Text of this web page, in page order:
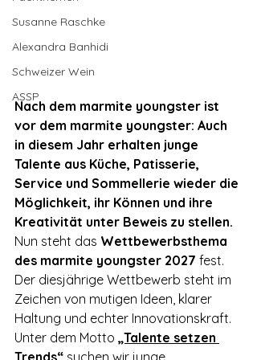
Susanne Raschke
Alexandra Banhidi
Schweizer Wein
ASSP
Nach dem marmite youngster ist
vor dem marmite youngster: Auch
in diesem Jahr erhalten junge
Talente aus Küche, Patisserie,
Service und Sommellerie wieder die
Möglichkeit, ihr Können und ihre
Kreativität unter Beweis zu stellen.
Nun steht das Wettbewerbsthema
des marmite youngster 2027 fest.
Der diesjährige Wettbewerb steht im
Zeichen von mutigen Ideen, klarer
Haltung und echter Innovationskraft.
Unter dem Motto „Talente setzen